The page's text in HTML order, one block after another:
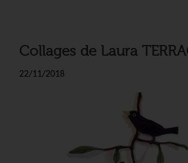
Collages de Laura
22/11/2018